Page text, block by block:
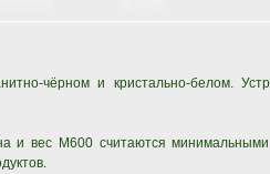
чёрном и кристально-белом.
и вес M600 считаются